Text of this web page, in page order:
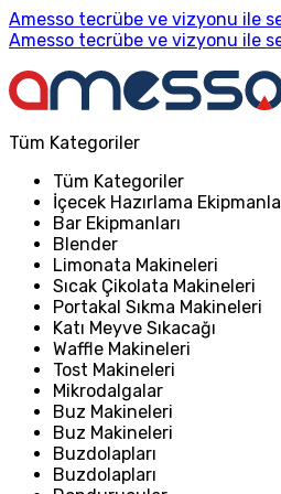
Amesso tecrübe ve vizyonu ile
Amesso tecrübe ve vizyonu ile
Tüm Kategoriler
Tüm Kategoriler
İçecek Hazırlama
Bar Ekipmanları
Blender
Limonata Makineleri
Sıcak Çikolata Makineleri
Portakal Sıkma Makineleri
Katı Meyve Sıkacağı
Waffle Makineleri
Tost Makineleri
Mikrodalgalar
Buz Makineleri
Buz Makineleri
Buzdolapları
Buzdolapları